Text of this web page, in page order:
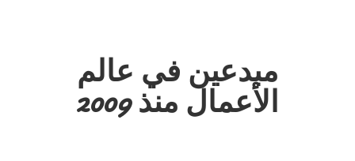
مبدعين في عالم
الأعمال منذ 2009